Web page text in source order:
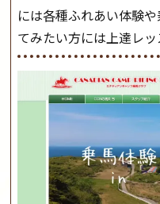
◆馬場使用状況により
たしますのでご了承く
が、落雷・強風等のよ
く場合がございます。
会や講習会等により、
ございます。 その際、
前
はこちら
には各種ふれあい体験
てみたい方には上達レ
方に幅広くお楽しみい
また、お手軽（低価格
つことのできる乗馬ク
ーツ競技として、老若
しみいただいています
休み期間中は無休で営
お越しください！大山